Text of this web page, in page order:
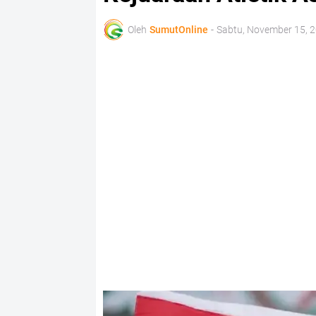
Oleh SumutOnline - Sabtu, November 15,